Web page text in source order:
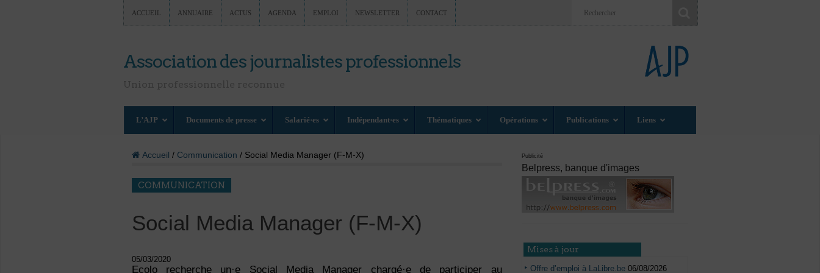
ACCUEIL ANNUAIRE ACTUS AGENDA EMPLOI NEWSLETTER CONTACT
Association des journalistes professionnels
L’AJP Documents de presse Salarié·es Indépendant·es Thématiques Opérations Publications Liens
Accueil / Communication / Social Media Manager (F-M-X)
COMMUNICATION
Social Media Manager (F-M-X)
05/03/2020
Ecolo recherche un·e Social Media Manager chargé·e de participer au
Publicité
Belpress, banque d'images
Mises à jour
Offre d’emploi à LaLibre.be 06/08/2026